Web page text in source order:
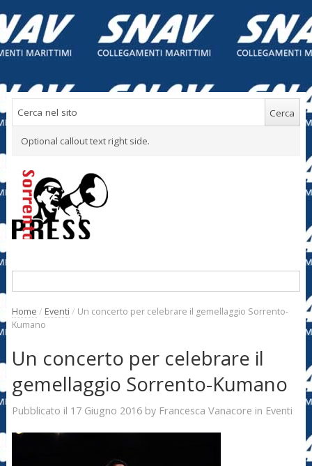
Optional callout text right side.
Home / Eventi / Un concerto per celebrare il gemellaggio Sorrento-
Kumano
Un concerto per celebrare il
gemellaggio Sorrento-Kumano
Pubblicato il 17 Giugno 2016by Francesca Vanacore in Eventi